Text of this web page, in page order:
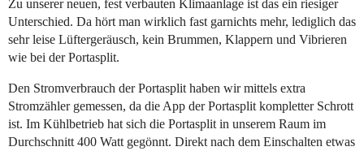
Zu unserer neuen, fest verbauten Klimaanlage ist das ein riesiger
Unterschied. Da hört man wirklich fast garnichts mehr, lediglich das
sehr leise Lüftergeräusch, kein Brummen, Klappern und Vibrieren
wie bei der Portasplit.
Den Stromverbrauch der Portasplit haben wir mittels extra
Stromzähler gemessen, da die App der Portasplit kompletter Schrott
ist. Im Kühlbetrieb hat sich die Portasplit in unserem Raum im
Durchschnitt 400 Watt gegönnt. Direkt nach dem Einschalten etwas